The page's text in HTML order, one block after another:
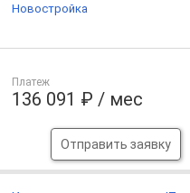
Платеж
136 091 ₽ / мес
Отправить заявку
Новостройка